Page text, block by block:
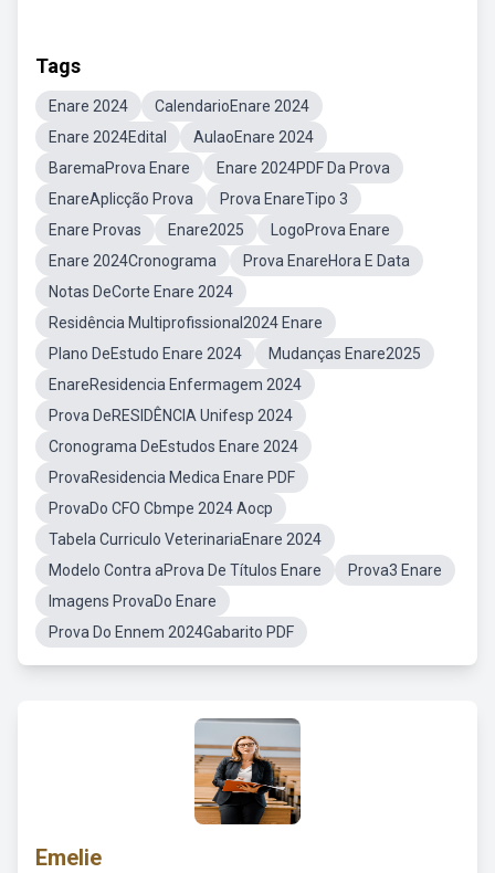
Tags
Enare 2024
CalendarioEnare 2024
Enare 2024Edital
AulaoEnare 2024
BaremaProva Enare
Enare 2024PDF Da Prova
EnareAplicção Prova
Prova EnareTipo 3
Enare Provas
Enare2025
LogoProva Enare
Enare 2024Cronograma
Prova EnareHora E Data
Notas DeCorte Enare 2024
Residência Multiprofissional2024 Enare
Plano DeEstudo Enare 2024
Mudanças Enare2025
EnareResidencia Enfermagem 2024
Prova DeRESIDÊNCIA Unifesp 2024
Cronograma DeEstudos Enare 2024
ProvaResidencia Medica Enare PDF
ProvaDo CFO Cbmpe 2024 Aocp
Tabela Curriculo VeterinariaEnare 2024
Modelo Contra aProva De Títulos Enare
Prova3 Enare
Imagens ProvaDo Enare
Prova Do Ennem 2024Gabarito PDF
Emelie